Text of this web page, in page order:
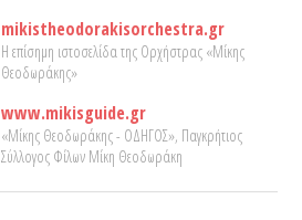
mikistheodorakisorchestra.gr
Η επίσημη ιστοσελίδα της Ορχήστρας «Μίκης
Θεοδωράκης»
www.mikisguide.gr
«Μίκης Θεοδωράκης - ΟΔΗΓΟΣ», Παγκρήτιος
Σύλλογος Φίλων Μίκη Θεοδωράκη